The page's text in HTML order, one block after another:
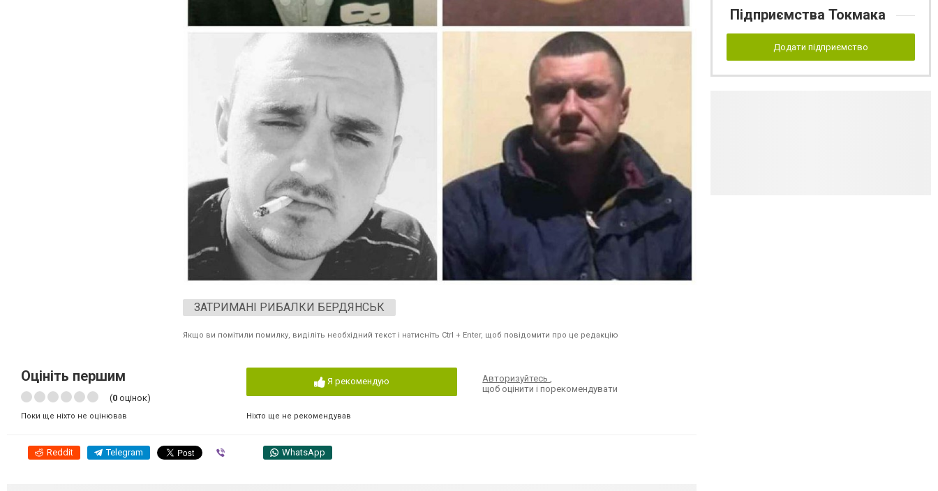
ЗАТРИМАНІ РИБАЛКИ БЕРДЯНСЬК
Якщо ви помітили помилку, виділіть необхідний текст і натисніть Ctrl + Enter, щоб повідомити про це редакцію
Оцініть першим
(0 оцінок)
Поки ще ніхто не оцінював
Я рекомендую
Ніхто ще не рекомендував
Авторизуйтесь,
щоб оцінити і порекомендувати
Reddit Telegram WhatsApp
Підприємства Токмака
Додати підприємство